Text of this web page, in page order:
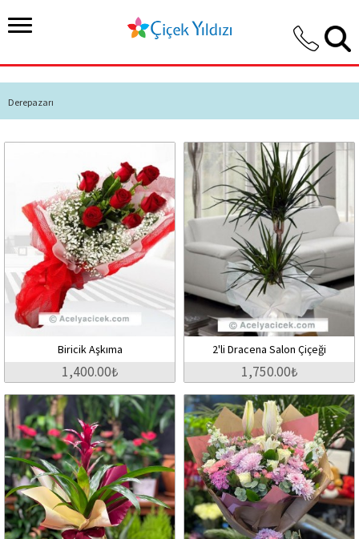
Derepazarı
Biricik Aşkıma
1,400.00₺
2'li Dracena Salon Çiçeği
1,750.00₺